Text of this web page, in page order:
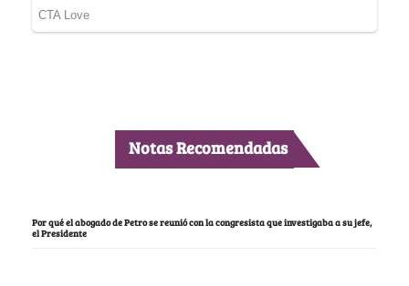
Notas Recomendadas
Por qué el abogado de Petro se reunió con la congresista que investigaba a su jefe,
el Presidente